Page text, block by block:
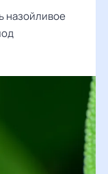
назойливое